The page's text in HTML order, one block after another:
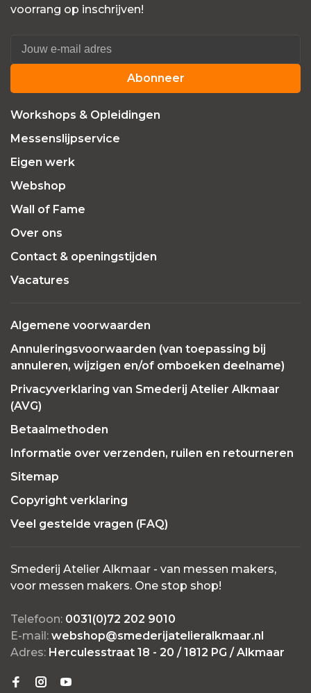
voorrang op inschrijven!
Abonneer
Workshops & Opleidingen
Messenslijpservice
Eigen werk
Webshop
Wall of Fame
Over ons
Contact & openingstijden
Vacatures
Algemene voorwaarden
Annuleringsvoorwaarden (van toepassing bij
annuleren, wijzigen en/of omboeken deelname)
Privacyverklaring van Smederij Atelier Alkmaar
(AVG)
Betaalmethoden
Informatie over verzenden, ruilen en retourneren
Sitemap
Copyright verklaring
Veel gestelde vragen (FAQ)
Smederij Atelier Alkmaar - van messen makers,
voor messen makers. One stop shop!
Telefoon: 0031(0)72 202 9010
E-mail: webshop@smederijatelieralkmaar.nl
Adres: Herculesstraat 18 - 20 / 1812 PG / Alkmaar